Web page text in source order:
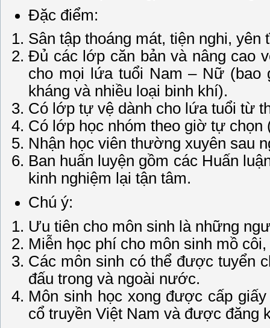
Đặc điểm:
Sân tập thoáng mát, tiện nghi,
Đủ các lớp căn bản và nâng cao
cho mọi lứa tuổi Nam – Nữ (bao
kháng và nhiều loại binh khí).
Có lớp tự vệ dành cho lứa tuổi từ
Có lớp học nhóm theo giờ tự
Nhận học viên thường xuyên sau
Ban huấn luyện gồm các Huấn
kinh nghiệm lại tận tâm.
Chú ý:
Ưu tiên cho môn sinh là những
Miễn học phí cho môn sinh mồ
Các môn sinh có thể được tuyển
đấu trong và ngoài nước.
Môn sinh học xong được cấp
cổ truyền Việt Nam và được đăng